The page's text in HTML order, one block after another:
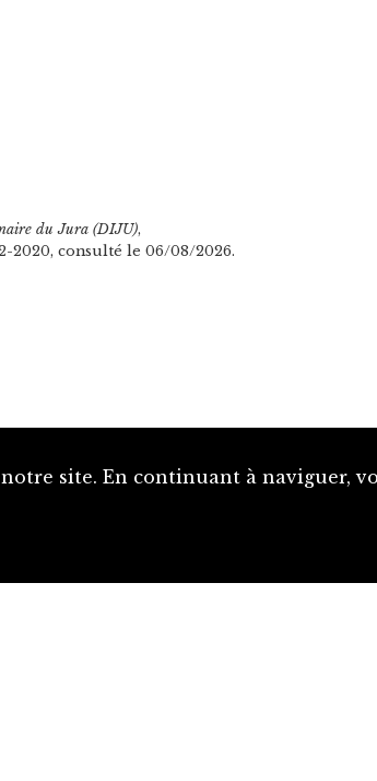
du Jura (DIJU),
2020, consulté le 06/08/2026.
site. En continuant à naviguer,